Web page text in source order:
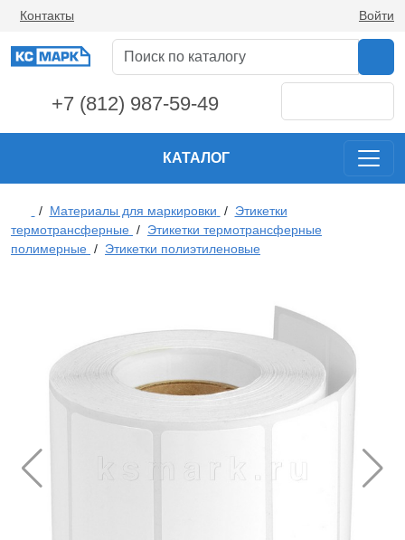
Контакты Войти
+7 (812) 987-59-49
КАТАЛОГ
/ Материалы для маркировки / Этикетки
термотрансферные / Этикетки термотрансферные
полимерные / Этикетки полиэтиленовые